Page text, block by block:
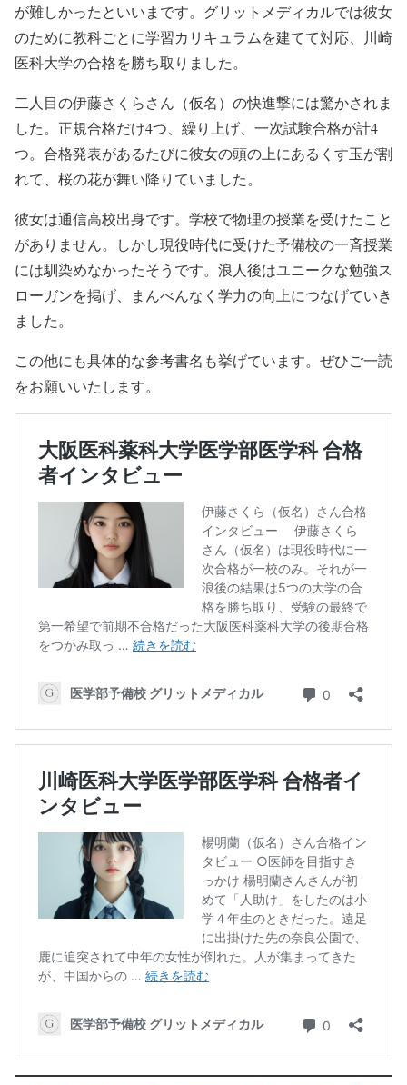
が難しかったといいまです。グリットメディカルでは彼女
のために教科ごとに学習カリキュラムを建てて対応、川崎
医科大学の合格を勝ち取りました。
二人目の伊藤さくらさん（仮名）の快進撃には驚かされま
した。正規合格だけ4つ、繰り上げ、一次試験合格が計4
つ。合格発表があるたびに彼女の頭の上にあるくす玉が割
れて、桜の花が舞い降りていました。
彼女は通信高校出身です。学校で物理の授業を受けたこと
がありません。しかし現役時代に受けた予備校の一斉授業
には馴染めなかったそうです。浪人後はユニークな勉強ス
ローガンを掲げ、まんべんなく学力の向上につなげていき
ました。
この他にも具体的な参考書名も挙げています。ぜひご一読
をお願いいたします。